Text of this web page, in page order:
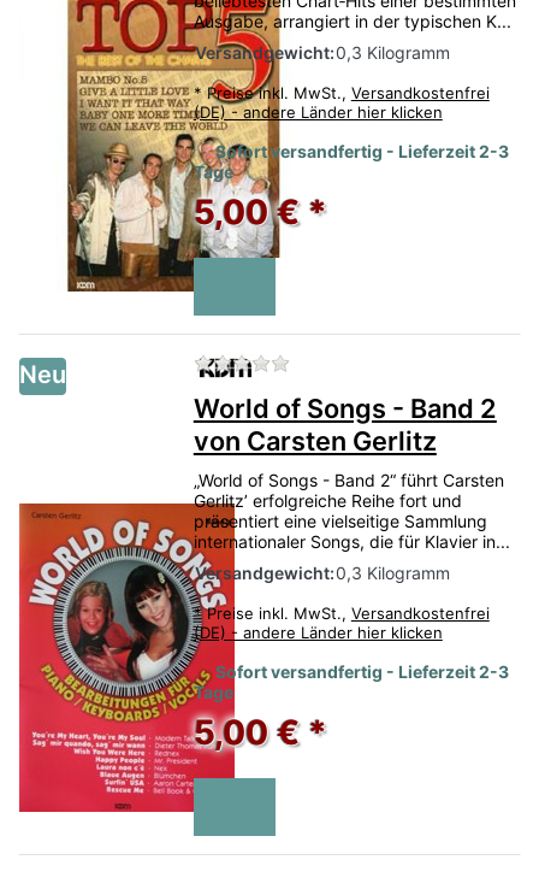
Ausgabe, arrangiert in der typischen K...
Versandgewicht:0,3 Kilogramm
* Preise inkl. MwSt., Versandkostenfrei
(DE) - andere Länder hier klicken
Sofort versandfertig - Lieferzeit 2-3
Tage
5,00 € *
Neu Zu diesem Produkt liegen
World of Songs - Band 2
von Carsten Gerlitz
„World of Songs - Band 2“ führt Carsten
Gerlitz’ erfolgreiche Reihe fort und
präsentiert eine vielseitige Sammlung
internationaler Songs, die für Klavier in...
Versandgewicht:0,3 Kilogramm
* Preise inkl. MwSt., Versandkostenfrei
(DE) - andere Länder hier klicken
Sofort versandfertig - Lieferzeit 2-3
Tage
5,00 € *